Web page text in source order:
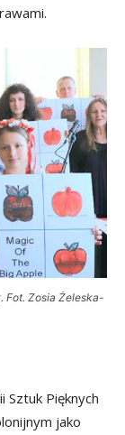
Fot. Zosia Żeleska-
Pięknych
jako